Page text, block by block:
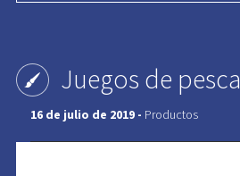
Juegos de pesca
16 de julio de 2019 - Productos